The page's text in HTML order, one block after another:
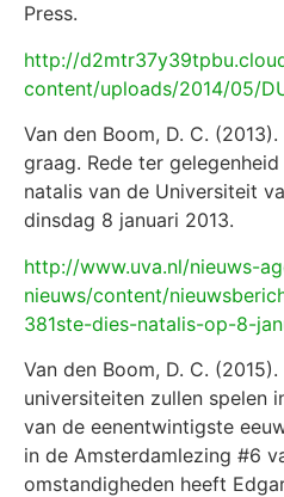
Press.
http://
content/uploads/2014/05/
Van den Boom, D. C.
graag. Rede ter
natalis van de Universiteit
dinsdag 8 januari 2013.
http://www.uva.nl/nieuws-
nieuws/content/
381ste-dies-natalis-op-8-
Van den Boom, D. C.
universiteiten zullen spelen
van de eenentwintigste
in de Amsterdamlezing #6
omstandigheden heeft